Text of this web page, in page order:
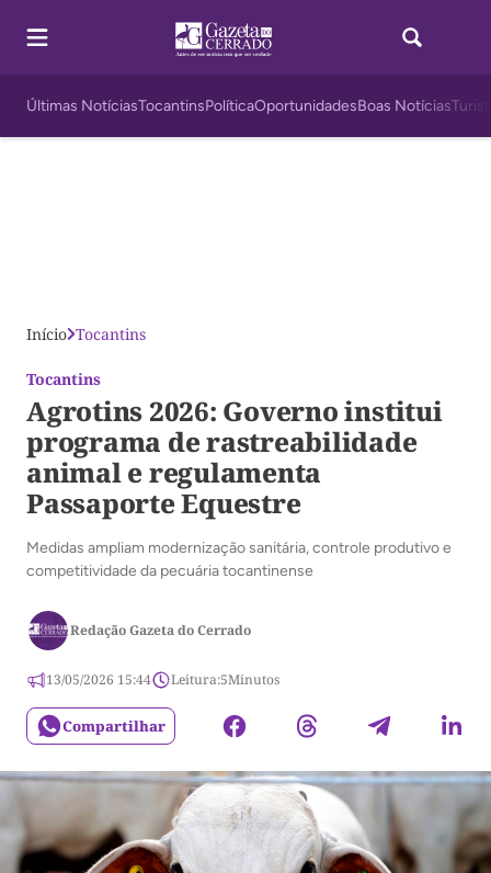
Últimas NotíciasTocantinsPolíticaOportunidadesBoas Notícias
Início Tocantins
Tocantins
Agrotins 2026: Governo institui
programa de rastreabilidade
animal e regulamenta
Passaporte Equestre
Medidas ampliam modernização sanitária, controle produtivo e
competitividade da pecuária tocantinense
Redação Gazeta do Cerrado
13/05/2026 15:44 Leitura:5Minutos
Compartilhar